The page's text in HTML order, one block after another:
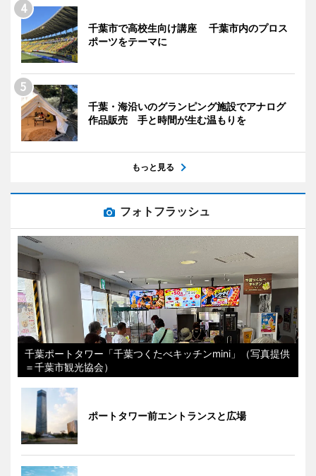
千葉市で高校生向け講座 千葉市内のプロス
ポーツをテーマに
千葉・海沿いのグランピング施設でアナログ
作品販売 手と時間が生む温もりを
もっと見る
フォトフラッシュ
千葉ポートタワー「千葉つくたべキッチンmini」（写真提供
＝千葉市観光協会）
ポートタワー前エントランスと広場